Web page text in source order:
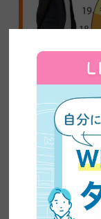
もともと携帯ショ
1日のスケジュール